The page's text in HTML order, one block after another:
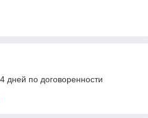
дней по договоренности